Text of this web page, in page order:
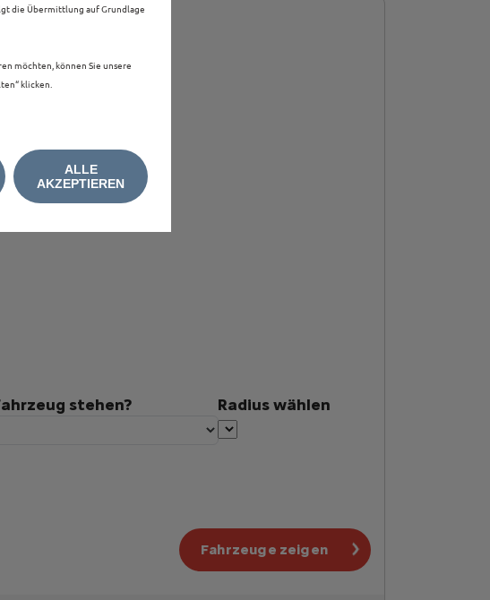
stehen? Radius wählen
Fahrzeuge zeigen
die Übermittlung auf Grundlage
möchten, können Sie unsere
klicken.
ALLE
AKZEPTIEREN